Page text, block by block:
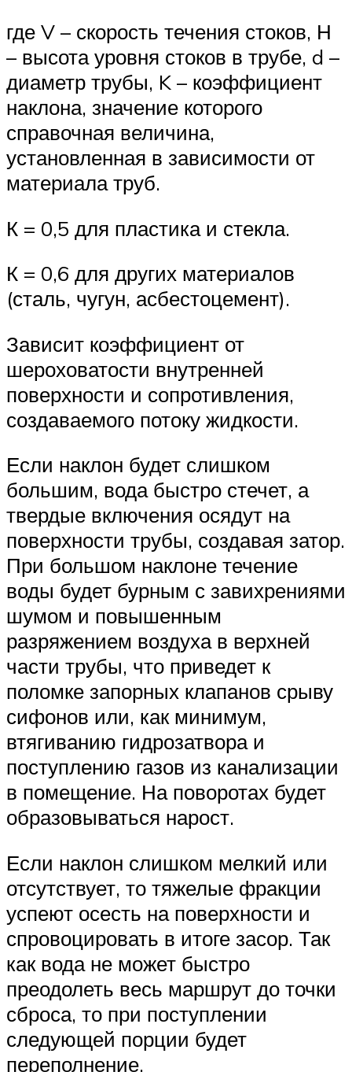
где V – скорость течения стоков, Н
– высота уровня стоков в трубе, d –
диаметр трубы, K – коэффициент
наклона, значение которого
справочная величина,
установленная в зависимости от
материала труб.
К = 0,5 для пластика и стекла.
К = 0,6 для других материалов
(сталь, чугун, асбестоцемент).
Зависит коэффициент от
шероховатости внутренней
поверхности и сопротивления,
создаваемого потоку жидкости.
Если наклон будет слишком
большим, вода быстро стечет, а
твердые включения осядут на
поверхности трубы, создавая затор.
При большом наклоне течение
воды будет бурным с завихрениями
шумом и повышенным
разряжением воздуха в верхней
части трубы, что приведет к
поломке запорных клапанов срыву
сифонов или, как минимум,
втягиванию гидрозатвора и
поступлению газов из канализации
в помещение. На поворотах будет
образовываться нарост.
Если наклон слишком мелкий или
отсутствует, то тяжелые фракции
успеют осесть на поверхности и
спровоцировать в итоге засор. Так
как вода не может быстро
преодолеть весь маршрут до точки
сброса, то при поступлении
следующей порции будет
переполнение.